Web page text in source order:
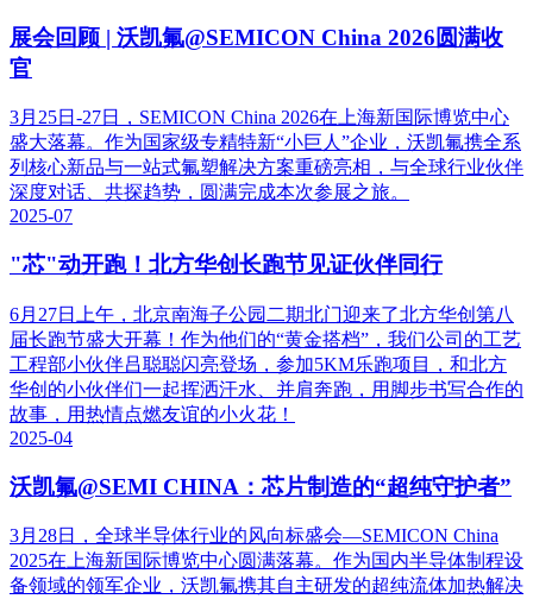
展会回顾 | 沃凯氟@SEMICON China 2026圆满收
官
3月25日-27日，SEMICON China 2026在上海新国际博览中心
盛大落幕。作为国家级专精特新“小巨人”企业，沃凯氟携全系
列核心新品与一站式氟塑解决方案重磅亮相，与全球行业伙伴
深度对话、共探趋势，圆满完成本次参展之旅。
2025-07
"芯"动开跑！北方华创长跑节见证伙伴同行
6月27日上午，北京南海子公园二期北门迎来了北方华创第八
届长跑节盛大开幕！作为他们的“黄金搭档”，我们公司的工艺
工程部小伙伴吕聪聪闪亮登场，参加5KM乐跑项目，和北方
华创的小伙伴们一起挥洒汗水、并肩奔跑，用脚步书写合作的
故事，用热情点燃友谊的小火花！
2025-04
沃凯氟@SEMI CHINA：芯片制造的“超纯守护者”
3月28日，全球半导体行业的风向标盛会—SEMICON China
2025在上海新国际博览中心圆满落幕。作为国内半导体制程设
备领域的领军企业，沃凯氟携其自主研发的超纯流体加热解决